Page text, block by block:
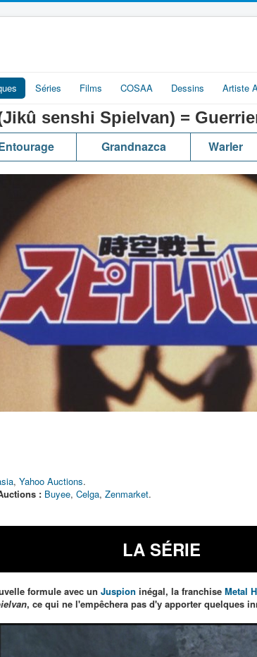
Séries Films COSAA Dessins Artiste
senshi Spielvan) =
Grandnazca Warler
, Yahoo Auctions.
: Buyee, Celga, Zenmarket.
LA SÉRIE
formule avec un Juspion inégal, la franchiseMetal
, ce qui ne l'empêchera pas d'y apporter quelques